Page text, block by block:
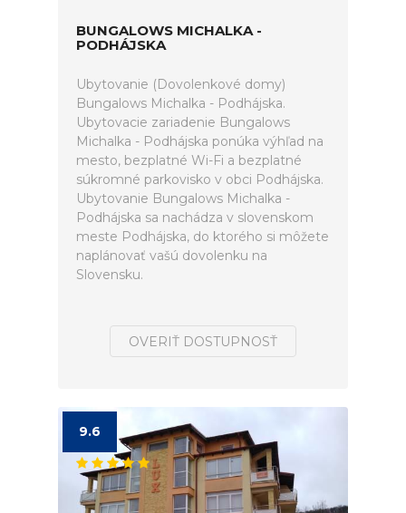
BUNGALOWS MICHALKA -
PODHÁJSKA
Ubytovanie (Dovolenkové domy)
Bungalows Michalka - Podhájska.
Ubytovacie zariadenie Bungalows
Michalka - Podhájska ponúka výhľad na
mesto, bezplatné Wi-Fi a bezplatné
súkromné parkovisko v obci Podhájska.
Ubytovanie Bungalows Michalka -
Podhájska sa nachádza v slovenskom
meste Podhájska, do ktorého si môžete
naplánovať vašú dovolenku na
Slovensku.
OVERIŤ DOSTUPNOSŤ
9.6